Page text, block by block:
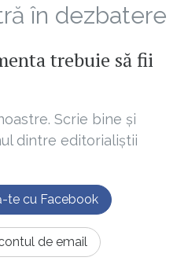
în dezbatere
trebuie să fii
Scrie bine și
dintre editorialiștii
te cu Facebook
de email